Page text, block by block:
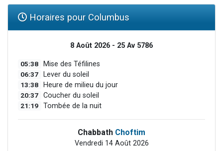
Horaires pour Columbus
8 Août 2026 - 25 Av 5786
05:38 Mise des Téfilines
06:37 Lever du soleil
13:38 Heure de milieu du jour
20:37 Coucher du soleil
21:19 Tombée de la nuit
Chabbath Choftim
Vendredi 14 Août 2026